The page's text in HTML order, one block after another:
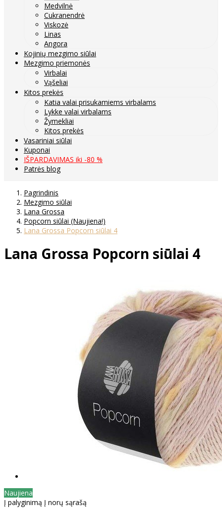
Medvilnė
Cukranendrė
Viskozė
Linas
Angora
Kojinių mezgimo siūlai
Mezgimo priemonės
Virbalai
Vąšeliai
Kitos prekės
Katia valai prisukamiems virbalams
Lykke valai virbalams
Žymekliai
Kitos prekės
Vasariniai siūlai
Kuponai
IŠPARDAVIMAS iki -80 %
Patrės blog
Pagrindinis
Mezgimo siūlai
Lana Grossa
Popcorn siūlai (Naujiena!)
Lana Grossa Popcorn siūlai 4
Lana Grossa Popcorn siūlai 4
Naujiena
Į palyginimą Į norų sąrašą